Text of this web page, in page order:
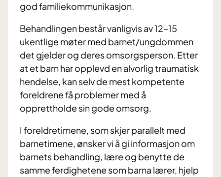
god familiekommunikasjon.
Behandlingen består vanligvis av 12–15
ukentlige møter med barnet/ungdommen
det gjelder og deres omsorgsperson. Etter
at et barn har opplevd en alvorlig traumatisk
hendelse, kan selv de mest kompetente
foreldrene få problemer med å
opprettholde sin gode omsorg.
I foreldretimene, som skjer parallelt med
barnetimene, ønsker vi å gi informasjon om
barnets behandling, lære og benytte de
samme ferdighetene som barna lærer, hjelp